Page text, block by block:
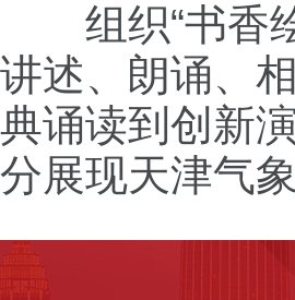
组织“书香绘
讲述、朗诵、
典诵读到创新
分展现天津气